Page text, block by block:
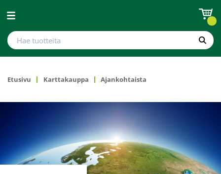
Avaa valikko
Hae tuotteita
Hae
Etusivu Karttakauppa Ajankohtaista